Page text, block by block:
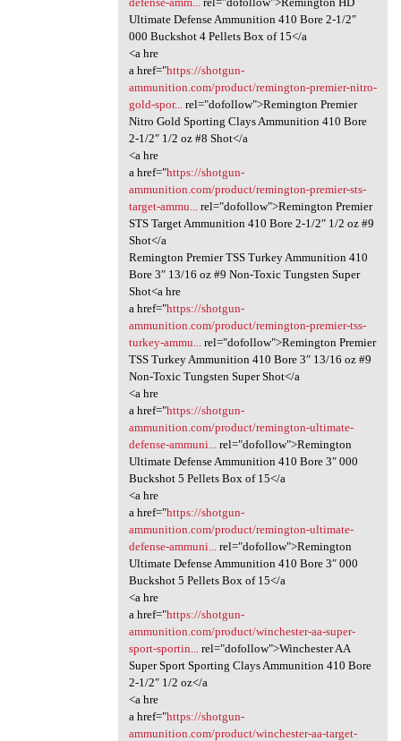
Ultimate Defense Ammunition 410 Bore 2-1/2″
000 Buckshot 4 Pellets Box of 15</a
<a hre
a href="https://shotgun-
ammunition.com/product/remington-premier-nitro-
gold-spor...rel="dofollow">Remington Premier
Nitro Gold Sporting Clays Ammunition 410 Bore
2-1/2″ 1/2 oz #8 Shot</a
<a hre
a href="https://shotgun-
ammunition.com/product/remington-premier-sts-
target-ammu...rel="dofollow">Remington Premier
STS Target Ammunition 410 Bore 2-1/2″ 1/2 oz #9
Shot</a
Remington Premier TSS Turkey Ammunition 410
Bore 3″ 13/16 oz #9 Non-Toxic Tungsten Super
Shot<a hre
a href="https://shotgun-
ammunition.com/product/remington-premier-tss-
turkey-ammu...rel="dofollow">Remington Premier
TSS Turkey Ammunition 410 Bore 3″ 13/16 oz #9
Non-Toxic Tungsten Super Shot</a
<a hre
a href="https://shotgun-
ammunition.com/product/remington-ultimate-
defense-ammuni...rel="dofollow">Remington
Ultimate Defense Ammunition 410 Bore 3″ 000
Buckshot 5 Pellets Box of 15</a
<a hre
a href="https://shotgun-
ammunition.com/product/remington-ultimate-
defense-ammuni...rel="dofollow">Remington
Ultimate Defense Ammunition 410 Bore 3″ 000
Buckshot 5 Pellets Box of 15</a
<a hre
a href="https://shotgun-
ammunition.com/product/winchester-aa-super-
sport-sportin...rel="dofollow">Winchester AA
Super Sport Sporting Clays Ammunition 410 Bore
2-1/2″ 1/2 oz</a
<a hre
a href="https://shotgun-
ammunition.com/product/winchester-aa-target-